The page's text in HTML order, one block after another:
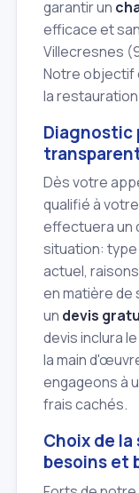
garantir un
efficace et
Villecresnes
Notre objectif
la
Diagnostic
Dès votre
qualifié à
effectuera un
situation:
actuel,
en matière de
un devis
devis inclura
la main
engageons à
frais cachés.
Choix de
besoins et